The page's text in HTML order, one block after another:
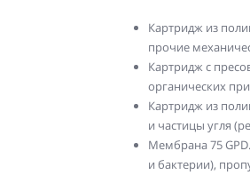
Картридж из
прочие
Картридж с
органических
Картридж из
и частицы угля
Мембрана 75
и бактерии),